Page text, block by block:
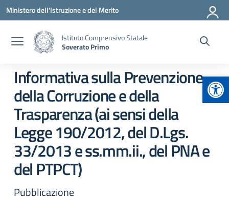
Vai ai contenuti
Vai al menu di navigazione
Vai al footer
Ministero dell'Istruzione e del Merito
Istituto Comprensivo Statale
Soverato Primo
Informativa sulla Prevenzione
della Corruzione e della
Trasparenza (ai sensi della
Legge 190/2012, del D.Lgs.
33/2013 e ss.mm.ii., del PNA e
del PTPCT)
Pubblicazione